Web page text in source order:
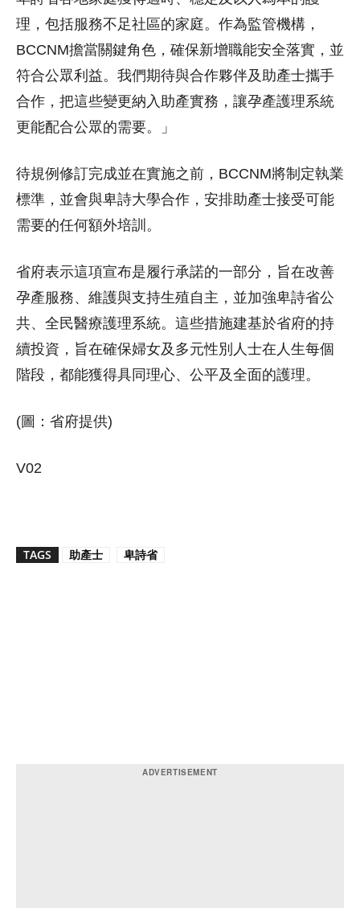
理，包括服務不足社區的家庭。作為監管機構，
BCCNM擔當關鍵角色，確保新增職能安全落實，並
符合公眾利益。我們期待與合作夥伴及助產士攜手
合作，把這些變更納入助產實務，讓孕產護理系統
更能配合公眾的需要。」
待規例修訂完成並在實施之前，BCCNM將制定執業
標準，並會與卑詩大學合作，安排助產士接受可能
需要的任何額外培訓。
省府表示這項宣布是履行承諾的一部分，旨在改善
孕產服務、維護與支持生殖自主，並加強卑詩省公
共、全民醫療護理系統。這些措施建基於省府的持
續投資，旨在確保婦女及多元性別人士在人生每個
階段，都能獲得具同理心、公平及全面的護理。
(圖：省府提供)
V02
TAGS 助產士 卑詩省